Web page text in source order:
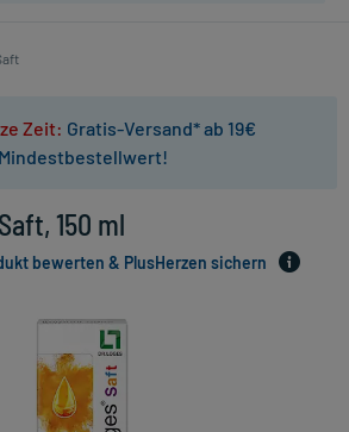
Zeit: Gratis-Versand* ab 19€
Mindestbestellwert!
150 ml
bewerten & PlusHerzen sichern